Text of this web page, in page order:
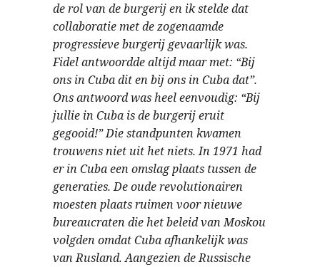
de rol van de burgerij en ik stelde dat
collaboratie met de zogenaamde
progressieve burgerij gevaarlijk was.
Fidel antwoordde altijd maar met: “Bij
ons in Cuba dit en bij ons in Cuba dat”.
Ons antwoord was heel eenvoudig: “Bij
jullie in Cuba is de burgerij eruit
gegooid!” Die standpunten kwamen
trouwens niet uit het niets. In 1971 had
er in Cuba een omslag plaats tussen de
generaties. De oude revolutionairen
moesten plaats ruimen voor nieuwe
bureaucraten die het beleid van Moskou
volgden omdat Cuba afhankelijk was
van Rusland. Aangezien de Russische